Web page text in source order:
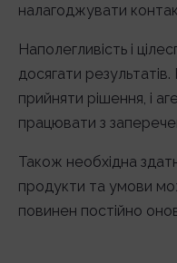
налагоджувати
Наполегливість і
досягати результатів.
прийняти рішення, і
працювати з
Також необхідна
продукти та умови
повинен постійно